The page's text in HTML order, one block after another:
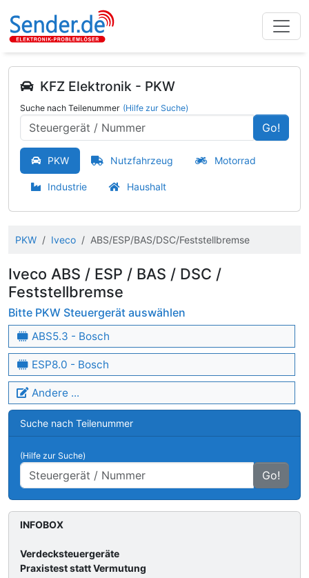
KFZ Elektronik - PKW
Suche nach Teilenummer (Hilfe zur Suche)
Go!
PKW Nutzfahrzeug Motorrad
Industrie Haushalt
PKW Iveco ABS/ESP/BAS/DSC/Feststellbremse
Iveco ABS / ESP / BAS / DSC /
Feststellbremse
Bitte PKW Steuergerät auswählen
ABS5.3 - Bosch
ESP8.0 - Bosch
Andere ...
Suche nach Teilenummer
(Hilfe zur Suche)
Go!
INFOBOX
Verdecksteuergeräte
Praxistest statt Vermutung